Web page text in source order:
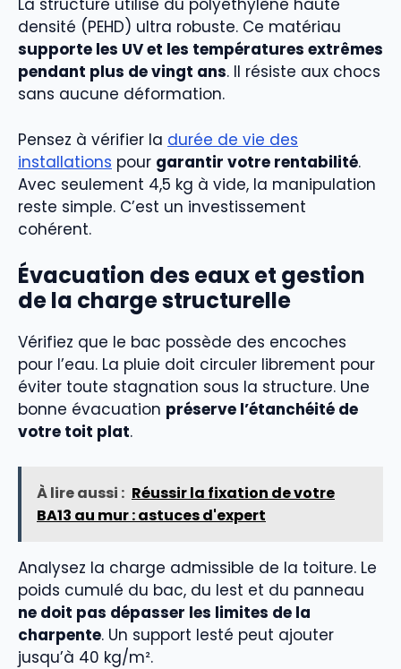
La structure utilise du polyéthylène haute
densité (PEHD) ultra robuste. Ce matériau
supporte les UV et les températures extrêmes
pendant plus de vingt ans. Il résiste aux chocs
sans aucune déformation.
Pensez à vérifier la durée de vie des
installations pour garantir votre rentabilité.
Avec seulement 4,5 kg à vide, la manipulation
reste simple. C’est un investissement
cohérent.
Évacuation des eaux et gestion
de la charge structurelle
Vérifiez que le bac possède des encoches
pour l’eau. La pluie doit circuler librement pour
éviter toute stagnation sous la structure. Une
bonne évacuation préserve l’étanchéité de
votre toit plat.
À lire aussi : Réussir la fixation de votre
BA13 au mur : astuces d'expert
Analysez la charge admissible de la toiture. Le
poids cumulé du bac, du lest et du panneau
ne doit pas dépasser les limites de la
charpente. Un support lesté peut ajouter
jusqu’à 40 kg/m².